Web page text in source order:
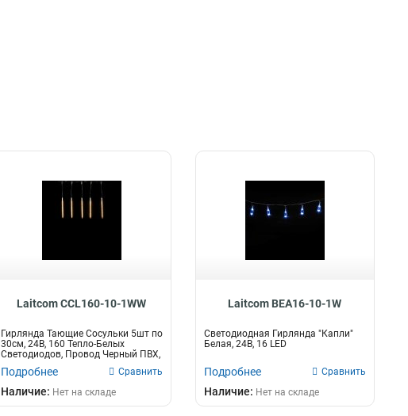
Laitcom CCL160-10-1WW
Гирлянда Тающие Сосульки 5шт по
30см, 24В, 160 Тепло-Белых
Светодиодов, Провод Черный ПВХ,
Подробнее Сравнить
Наличие: Нет на складе
Laitcom BEA16-10-1W
Светодиодная Гирлянда "Капли"
Белая, 24В, 16 LED
Подробнее Сравнить
Наличие: Нет на складе